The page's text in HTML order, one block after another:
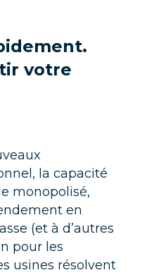
votre
la capacité
monopolisé,
en
(et à d’autres
pour les
usines résolvent